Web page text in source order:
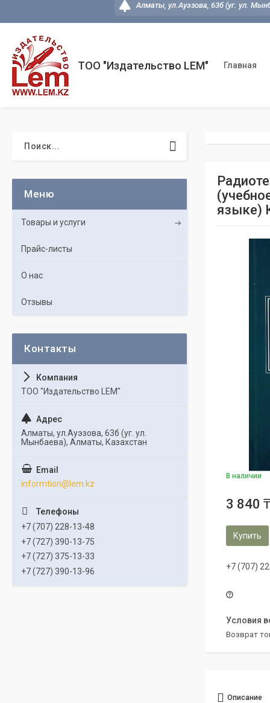
Алматы, ул.Ауэзова, 63б (уг. ул.
ТОО "Издательство LEM" Главная
языке)
В наличии
3 840 ₸
Купить
+7 (707)
возврат
Описание
Товары и услуги
Прайс-листы
О нас
Отзывы
ТОО "Издательство LEM"
Алматы, ул.Ауэзова, 63б (уг. ул.
Мынбаева), Алматы, Казахстан
informtion@lem.kz
+7 (707) 228-13-48
+7 (727) 390-13-75
+7 (727) 375-13-33
+7 (727) 390-13-96